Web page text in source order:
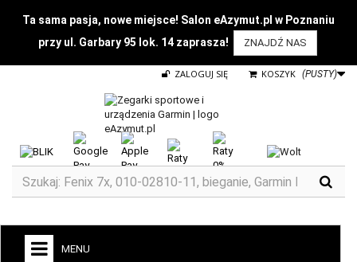
Ta sama pasja, nowe miejsce! Salon eAzymut.pl w Poznaniu
przy ul. Garbary 95 lok. 14 zaprasza!
ZNAJDŹ NAS
KOSZYK (PUSTY)
ZALOGUJ SIĘ
MENU